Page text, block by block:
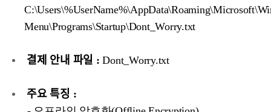
Menu\Programs\Startup\Dont_Worry.txt
결제 안내 파일 : Dont_Worry.txt
주요 특징 :